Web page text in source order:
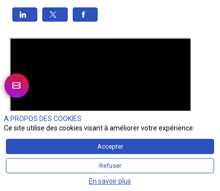
A PROPOS DES COOKIES
Ce site utilise des cookies visant à améliorer votre expérience.
Accepter
Refuser
En savoir plus